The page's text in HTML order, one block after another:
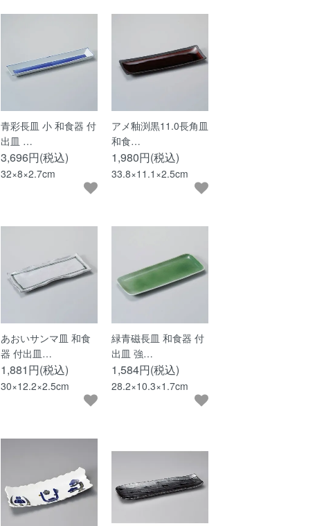
青彩長皿 小 和食器 付
出皿 …
3,696円(税込)
32×8×2.7cm
アメ釉渕黒11.0長角皿
和食…
1,980円(税込)
33.8×11.1×2.5cm
あおいサンマ皿 和食
器 付出皿…
1,881円(税込)
30×12.2×2.5cm
緑青磁長皿 和食器 付
出皿 強…
1,584円(税込)
28.2×10.3×1.7cm